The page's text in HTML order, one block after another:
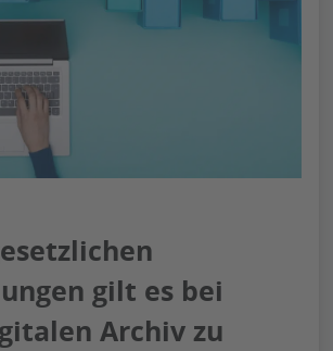
gilt es bei
Archiv zu